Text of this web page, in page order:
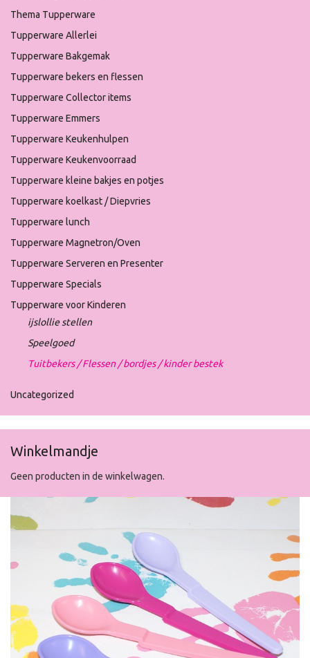
Thema Tupperware
Tupperware Allerlei
Tupperware Bakgemak
Tupperware bekers en flessen
Tupperware Collector items
Tupperware Emmers
Tupperware Keukenhulpen
Tupperware Keukenvoorraad
Tupperware kleine bakjes en potjes
Tupperware koelkast / Diepvries
Tupperware lunch
Tupperware Magnetron/Oven
Tupperware Serveren en Presenter
Tupperware Specials
Tupperware voor Kinderen
ijslollie stellen
Speelgoed
Tuitbekers / Flessen / bordjes / kinder bestek
Uncategorized
Winkelmandje
Geen producten in de winkelwagen.